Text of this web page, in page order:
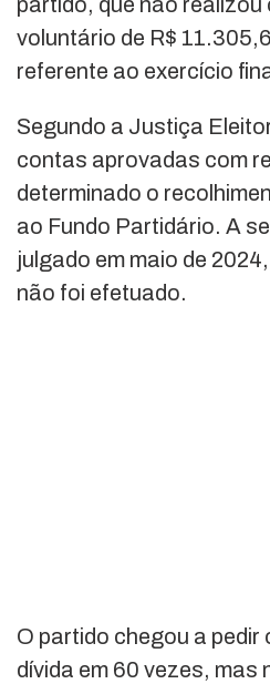
voluntário de R$
referente ao exercício
Segundo a Justiça
contas aprovadas com
determinado o
ao Fundo Partidário. A
julgado em maio de
não foi efetuado.
O partido chegou a pedir
dívida em 60 vezes, mas